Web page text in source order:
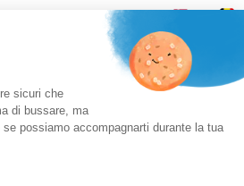
Tutti i diritti riservati. Partita IVA
00344269998
100% Securizzato
sicuri che
di bussare, ma
possiamo accompagnarti durante la tua